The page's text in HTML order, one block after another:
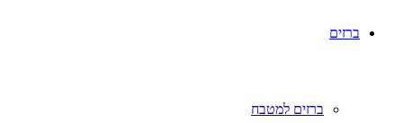
ברזים
ברזים למטבח